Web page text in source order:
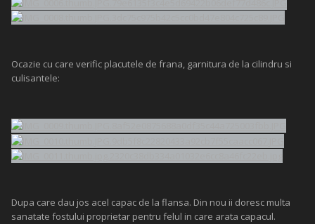
Ocazie cu care verific placutele de frana, garnitura de la cilindru si
culisantele:
Dupa care dau jos acel capac de la flansa. Din nou ii doresc multa
sanatate fostului proprietar pentru felul in care arata capacul.